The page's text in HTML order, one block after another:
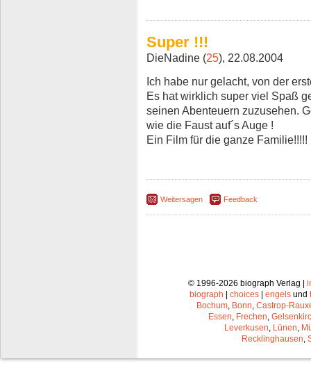
Super !!!
DieNadine (25), 22.08.2004
Ich habe nur gelacht, von der
Es hat wirklich super viel Spaß
seinen Abenteuern zuzusehen.
wie die Faust auf´s Auge !
Ein Film für die ganze Familie!!!!!
Weitersagen Feedback
© 1996-2026 biograph Verlag |
biograph
choices engels und
Bochum, Bonn, Castrop-
Essen, Frechen,
Leverkusen, Lünen,
Recklinghausen,